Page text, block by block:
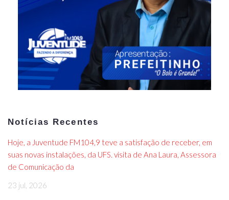
Notícias Recentes
Hoje, a Juventude FM104,9 teve a satisfação de receber, em
suas novas instalações, da UFS. visita de Ana Laura, Assessora
de Comunicação da
23 jul, 2026